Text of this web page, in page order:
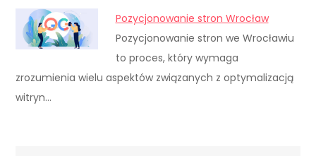
Pozycjonowanie stron Wrocław
Pozycjonowanie stron we Wrocławiu
to proces, który wymaga
zrozumienia wielu aspektów związanych z optymalizacją
witryn…